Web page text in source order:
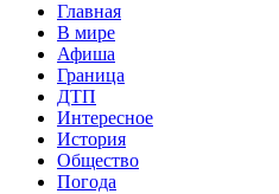
Главная
В мире
Афиша
Граница
ДТП
Интересное
История
Общество
Погода